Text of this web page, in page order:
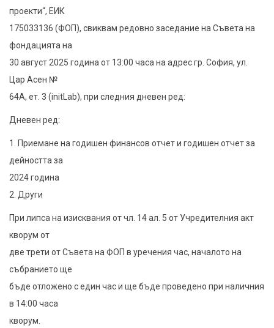
редовно
на
на
проекти“
проекти“, ЕИК
175033136 (ФОП), свиквам редовно заседание на Съвета на
фондацията на
30 август 2025 година от 13:00 часа на адрес гр. София, ул.
Цар Асен №
64А, ет. 3 (initLab), при следния дневен ред:
Дневен ред:
1. Приемане на годишен финансов отчет и годишен отчет за
дейността за
2024 година
2. Други
При липса на изисквания от чл. 14 ал. 5 от Учредителния акт
кворум от
две трети от Съвета на ФОП в уречения час, началото на
събранието ще
бъде отложено с един час и ще бъде проведено при наличния
в 14:00 часа
кворум.